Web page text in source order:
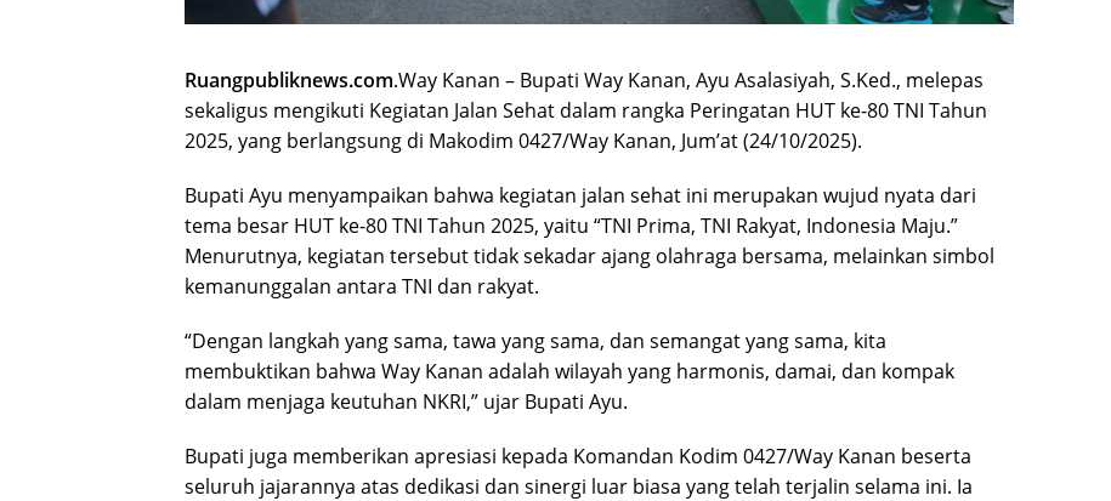
Ruangpubliknews.com.Way Kanan – Bupati Way Kanan, Ayu Asalasiyah, S.Ked., melepas
sekaligus mengikuti Kegiatan Jalan Sehat dalam rangka Peringatan HUT ke-80 TNI Tahun
2025, yang berlangsung di Makodim 0427/Way Kanan, Jum’at (24/10/2025).
Bupati Ayu menyampaikan bahwa kegiatan jalan sehat ini merupakan wujud nyata dari
tema besar HUT ke-80 TNI Tahun 2025, yaitu “TNI Prima, TNI Rakyat, Indonesia Maju.”
Menurutnya, kegiatan tersebut tidak sekadar ajang olahraga bersama, melainkan simbol
kemanunggalan antara TNI dan rakyat.
“Dengan langkah yang sama, tawa yang sama, dan semangat yang sama, kita
membuktikan bahwa Way Kanan adalah wilayah yang harmonis, damai, dan kompak
dalam menjaga keutuhan NKRI,” ujar Bupati Ayu.
Bupati juga memberikan apresiasi kepada Komandan Kodim 0427/Way Kanan beserta
seluruh jajarannya atas dedikasi dan sinergi luar biasa yang telah terjalin selama ini. Ia